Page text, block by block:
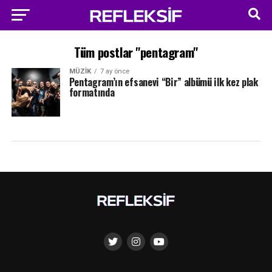
Tüm postlar "pentagram"
MÜZIK 7 ay önce
Pentagram’ın efsanevi “Bir” albümü ilk kez plak
formatında